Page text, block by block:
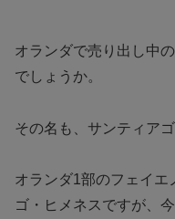
オランダで売り出し中
でしょうか。
その名も、サンティア
オランダ1部のフェイエ
ゴ・ヒメネスですが、